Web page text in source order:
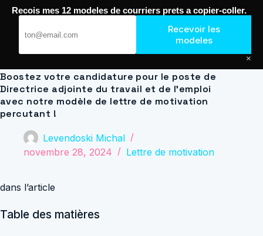
Passer
Boostez votre candidature pour le poste de
Directrice adjointe du travail et de l’emploi
avec notre modèle de lettre de motivation
percutant !
Levendoski Michal
novembre 28, 2024
Lettre de motivation
dans l’article
Table des matières
Recois mes 12 modeles de courriers prets a copier-coller.
Recevoir les
modeles
×